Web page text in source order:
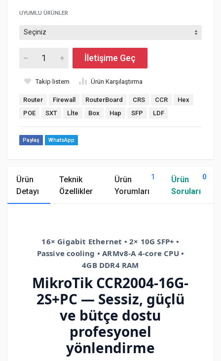
UYUMLU ÜRÜNLER
İletişime Geç
Takip listem Ürün Karşılaştırma
Router Firewall RouterBoard CRS CCR
Hex
POE
SXT Lİte Box Hap SFP LDF
Paylaş WhatsApp
Ürün
Detayı
Teknik
Özellikler
Ürün
Yorumları
1
Ürün
Soruları
0
16× Gigabit Ethernet • 2× 10G SFP+ •
Passive cooling • ARMv8-A 4-core CPU •
4GB DDR4 RAM
MikroTik CCR2004-16G-
2S+PC — Sessiz, güçlü
ve bütçe dostu
profesyonel
yönlendirme